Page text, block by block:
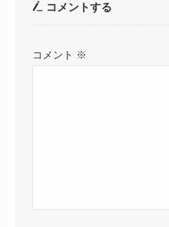
コメントする
コメント ※